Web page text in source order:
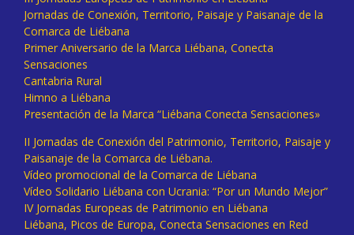
Jornadas de Conexión, Territorio, Paisaje y Paisanaje de la
Comarca de Liébana
Primer Aniversario de la Marca Liébana, Conecta
Sensaciones
Cantabria Rural
Himno a Liébana
Presentación de la Marca “Liébana Conecta Sensaciones»
II Jornadas de Conexión del Patrimonio, Territorio, Paisaje y
Paisanaje de la Comarca de Liébana.
Vídeo promocional de la Comarca de Liébana
Vídeo Solidario Liébana con Ucrania: “Por un Mundo Mejor”
IV Jornadas Europeas de Patrimonio en Liébana
Liébana, Picos de Europa, Conecta Sensaciones en Red